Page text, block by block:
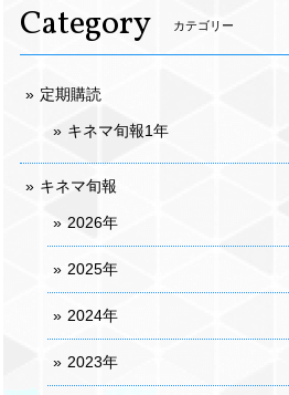
Category カテゴリー
定期購読
キネマ旬報1年
キネマ旬報
2026年
2025年
2024年
2023年